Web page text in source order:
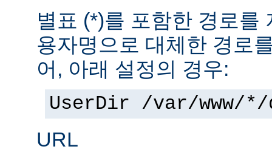
별표 (*)를 포함한 경로를
용자명으로 대체한 경로
어, 아래 설정의 경우:
UserDir /var/www/*/
URL